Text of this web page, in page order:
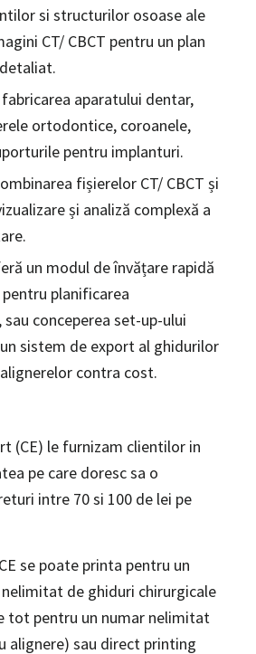
si structurilor osoase ale
CT/ CBCT pentru un plan
aparatului dentar,
ortodontice, coroanele,
pentru implanturi.
fișierelor CT/ CBCT și
și analiză complexă a
un modul de învățare rapidă
planificarea
conceperea set-up-ului
sistem de export al ghidurilor
contra cost.
(CE) le furnizam clientilor in
pe care doresc sa o
intre 70 si 100 de lei pe
se poate printa pentru un
de ghiduri chirurgicale
tot pentru un numar nelimitat
alignere) sau direct printing